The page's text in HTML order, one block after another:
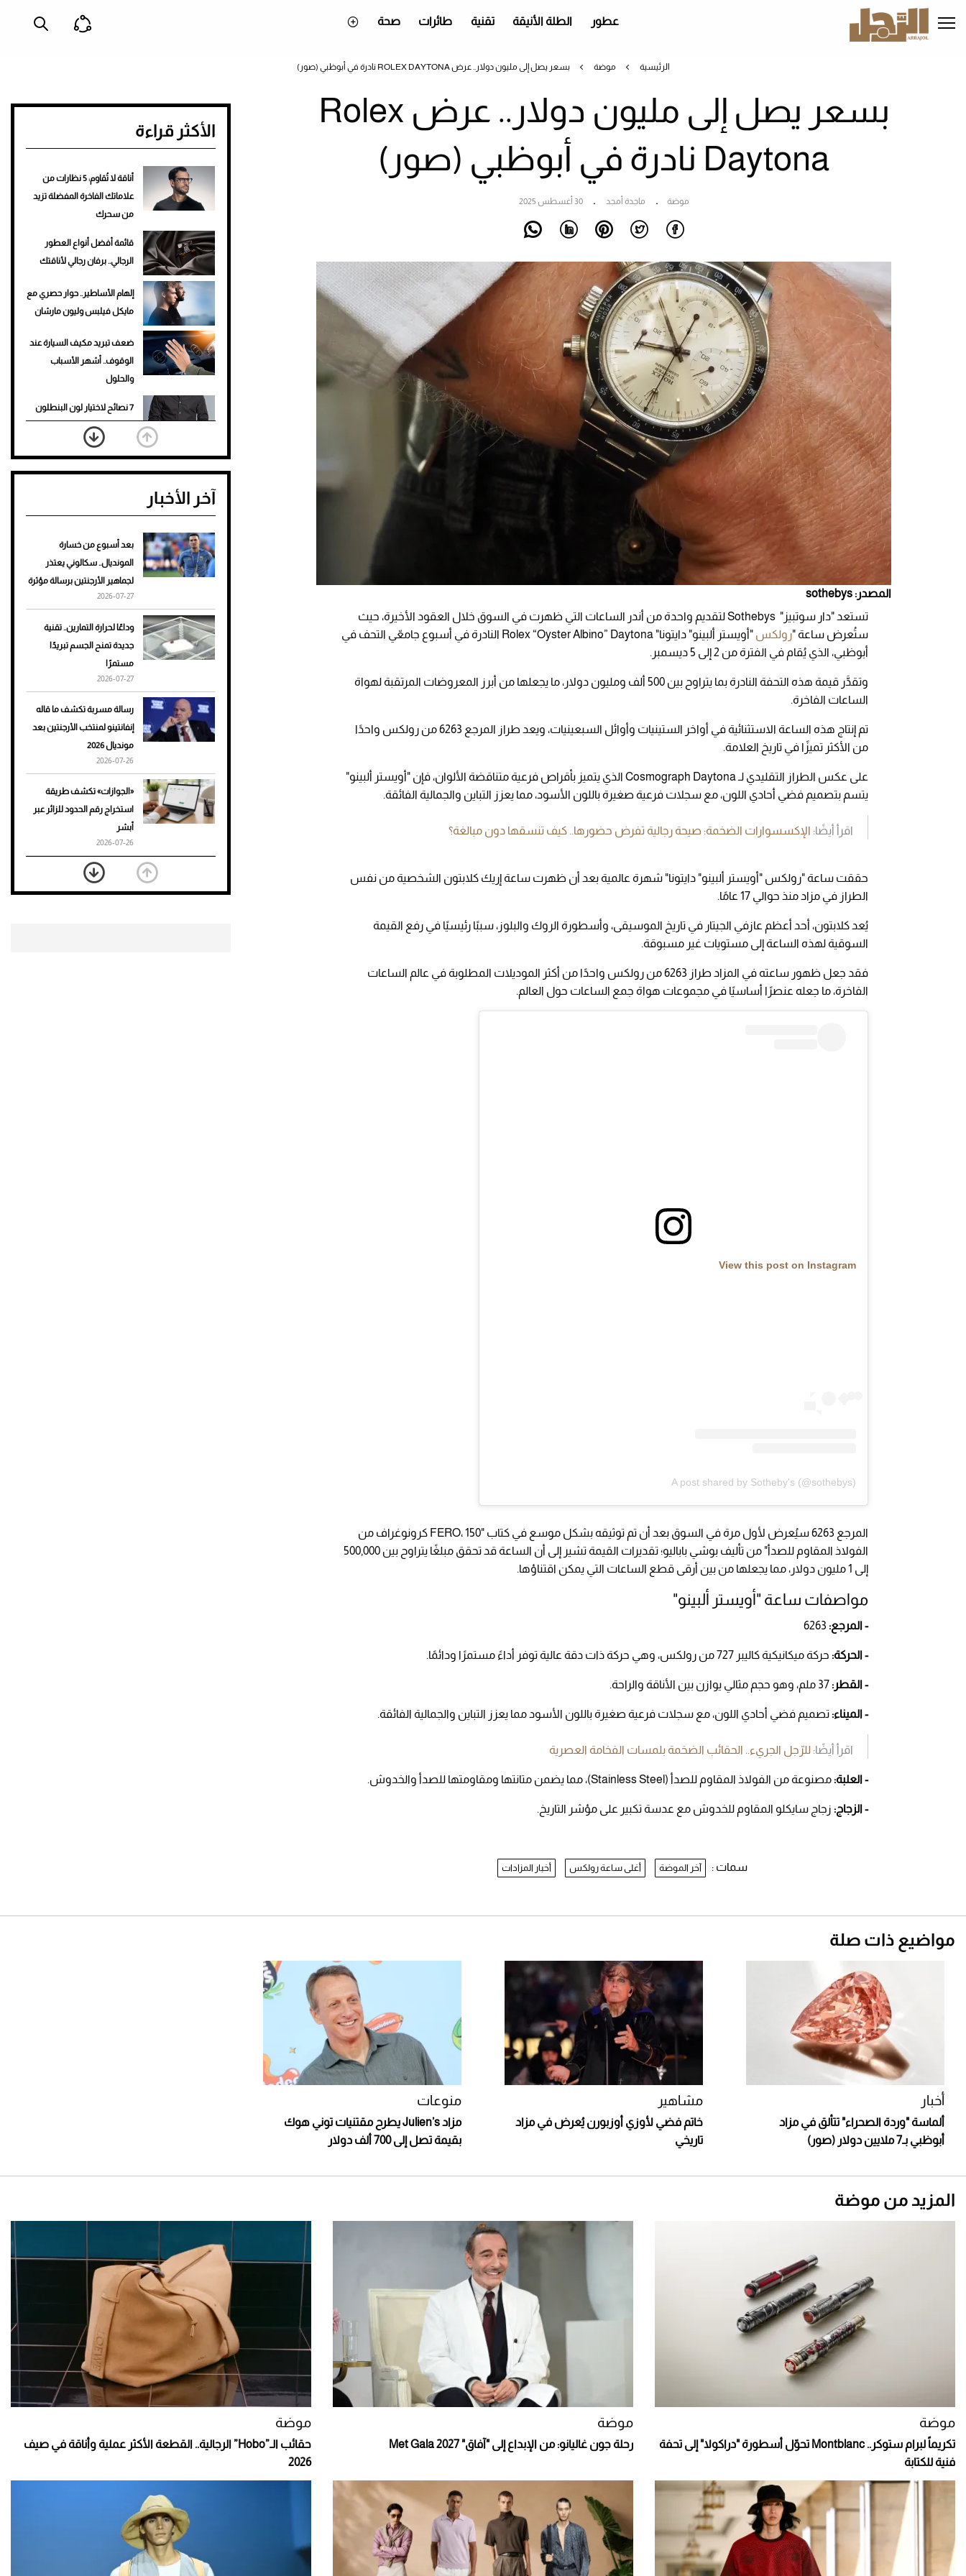
إلى
المحتوى
عطور الطلة الأنيقة تقنية طائرات صحة
الرئيسية موضة بسعر يصل إلى مليون دولار.. عرض ROLEX DAYTONA نادرة في أبوظبي (صور)
بسعر يصل إلى مليون دولار.. عرض Rolex
Daytona نادرة في أبوظبي (صور)
موضة ماجدة أمجد 30 أغسطس 2025
المصدر: sothebys
تستعد "دار سوتبيز" Sothebys لتقديم واحدة من أندر الساعات التي ظهرت في السوق خلال العقود الأخيرة، حيث
ستُعرض ساعة "رولكس
"أويستر ألبينو" دايتونا" Rolex “Oyster Albino” Daytona النادرة في أسبوع جامعّي التحف في
أبوظبي، الذي يُقام في الفترة من 2 إلى 5 ديسمبر.
وتقدَّر قيمة هذه التحفة النادرة بما يتراوح بين 500 ألف ومليون دولار، ما يجعلها من أبرز المعروضات المرتقبة لهواة
الساعات الفاخرة.
تم إنتاج هذه الساعة الاستثنائية في أواخر الستينيات وأوائل السبعينيات، ويعد طراز المرجع 6263 من رولكس واحدًا
من الأكثر تميزًا في تاريخ العلامة.
على عكس الطراز التقليدي لـ Cosmograph Daytona الذي يتميز بأقراص فرعية متناقضة الألوان، فإن "أويستر ألبينو"
يتسم بتصميم فضي أحادي اللون، مع سجلات فرعية صغيرة باللون الأسود، مما يعزز التباين والجمالية الفائقة.
اقرأ أيضًا: الإكسسوارات الضخمة: صيحة رجالية تفرض حضورها.. كيف تنسقها دون مبالغة؟
حققت ساعة "رولكس "أويستر ألبينو" دايتونا" شهرة عالمية بعد أن ظهرت ساعة إريك كلابتون الشخصية من نفس
الطراز في مزاد منذ حوالي 17 عامًا.
يُعد كلابتون، أحد أعظم عازفي الجيتار في تاريخ الموسيقى، وأسطورة الروك والبلوز، سببًا رئيسيًا في رفع القيمة
السوقية لهذه الساعة إلى مستويات غير مسبوقة.
فقد جعل ظهور ساعته في المزاد طراز 6263 من رولكس واحدًا من أكثر الموديلات المطلوبة في عالم الساعات
الفاخرة، ما جعله عنصرًا أساسيًا في مجموعات هواة جمع الساعات حول العالم.
View this post on Instagram
A post shared by Sotheby's (@sothebys)
المرجع 6263 سيُعرض لأول مرة في السوق بعد أن تم توثيقه بشكل موسع في كتاب "FERO، 150 كرونوغراف من
الفولاذ المقاوم للصدأ" من تأليف بوشي باباليو؛ تقديرات القيمة تشير إلى أن الساعة قد تحقق مبلغًا يتراوح بين 500,000
إلى 1 مليون دولار، مما يجعلها من بين أرقى قطع الساعات التي يمكن اقتناؤها.
مواصفات ساعة "أويستر ألبينو"
- المرجع:
- الحركة: حركة ميكانيكية كاليبر 727 من رولكس، وهي حركة ذات دقة عالية توفر أداءً مستمرًا ودائمًا.
- القطر:37 ملم، وهو حجم مثالي يوازن بين الأناقة والراحة.
- الميناء:تصميم فضي أحادي اللون، مع سجلات فرعية صغيرة باللون الأسود مما يعزز التباين والجمالية الفائقة.
اقرأ أيضًا: للرّجل الجريء.. الحقائب الضخمة بلمسات الفخامة العصرية
- العلبة:مصنوعة من الفولاذ المقاوم للصدأ (Stainless Steel)، مما يضمن متانتها ومقاومتها للصدأ والخدوش.
- الزجاج: زجاج سايكلو المقاوم للخدوش مع عدسة تكبير على مؤشر التاريخ.
الأكثر قراءة
أناقة لا تُقاوم: 5 نظارات من
علاماتك الفاخرة المفضلة تزيد
من سحرك
قائمة أفضل أنواع العطور
الرجالي.. برفان رجالي لأناقتك
إلهام الأساطير.. حوار حصري مع
مايكل فيلبس وليون مارشان
ضعف تبريد مكيف السيارة عند
الوقوف.. أشهر الأسباب
والحلول
7 نصائح لاختيار لون البنطلون
المناسب للقميص الأسود
نرى المستقبل من خلال
تصميماتنا.. كيف حجزت 1886
تمنحك فخامة استثنائية
هوى الأبطال
أفضل تدريج للشعر الطويل
لإطلالة جريئة وعصرية
للرجال
آخر الأخبار
بعد أسبوع من خسارة
المونديال.. سكالوني يعتذر
لجماهير الأرجنتين برسالة مؤثرة
2026-07-27
وداعًا لحرارة التمارين.. تقنية
جديدة تمنح الجسم تبريدًا
مستمرًا
2026-07-27
رسالة مسربة تكشف ما قاله
إنفانتينو لمنتخب الأرجنتين بعد
مونديال 2026
2026-07-26
«الجوازات» تكشف طريقة
استخراج رقم الحدود للزائر عبر
أبشر
2026-07-26
بعد 7 أشهر من تعرضه لحادث
مروع.. جوشوا يفوز على برينغا
سمات : آخر الموضة أغلى ساعة رولكس أخبار المزادات
مواضيع ذات صلة
أخبار
ألماسة "وردة الصحراء" تتألق في مزاد
أبوظبي بـ7 ملايين دولار (صور)
مشاهير
خاتم فضي لأوزي أوزبورن يُعرض في مزاد
تاريخي
منوعات
مزاد Julien’s يطرح مقتنيات توني هوك
بقيمة تصل إلى 700 ألف دولار
المزيد من موضة
موضة
تكريماً لبرام ستوكر.. Montblanc تحوّل أسطورة "دراكولا" إلى تحفة
فنية للكتابة
موضة
رحلة جون غاليانو: من الإبداع إلى "آفاق" Met Gala 2027
موضة
حقائب الـ”Hobo” الرجالية.. القطعة الأكثر عملية وأناقة في صيف
2026